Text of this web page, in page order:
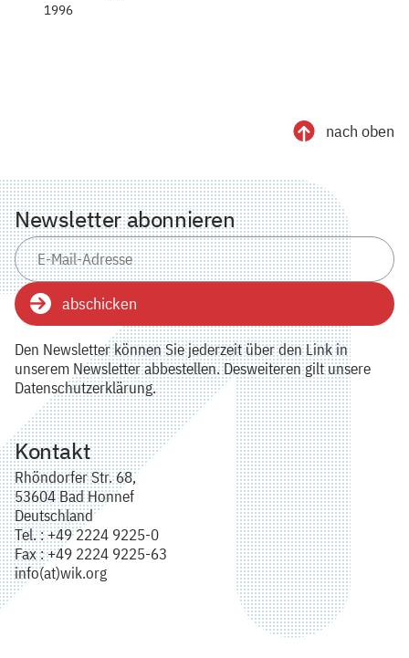
1996
nach oben
Newsletter abonnieren
abschicken
Den Newsletter können Sie jederzeit über den Link in
unserem Newsletter abbestellen. Desweiteren gilt unsere
Datenschutzerklärung.
Kontakt
Rhöndorfer Str. 68,
53604 Bad Honnef
Deutschland
Tel. : +49 2224 9225-0
Fax : +49 2224 9225-63
info(at)wik.org